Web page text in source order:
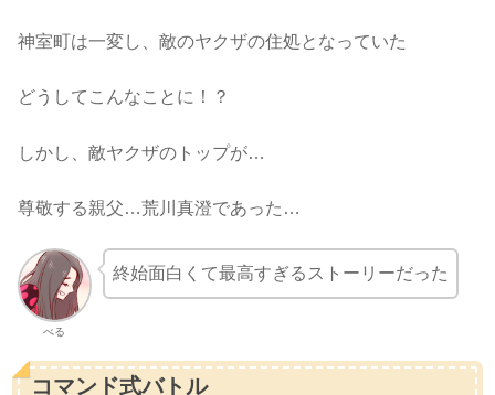
神室町は一変し、敵のヤクザの住処となっていた
どうしてこんなことに！？
しかし、敵ヤクザのトップが…
尊敬する親父…荒川真澄であった…
べる
終始面白くて最高すぎるストーリーだった
コマンド式バトル